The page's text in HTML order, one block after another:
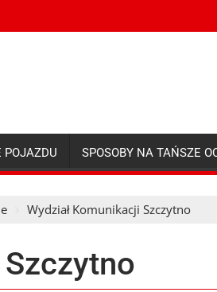
POJAZDU SPOSOBY NA TAŃSZE
Wydział Komunikacji Szczytno